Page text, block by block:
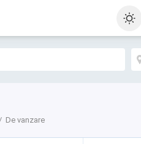
De vanzare
EUR